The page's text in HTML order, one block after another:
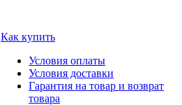
Как купить
Условия оплаты
Условия доставки
Гарантия на товар и возврат
товара